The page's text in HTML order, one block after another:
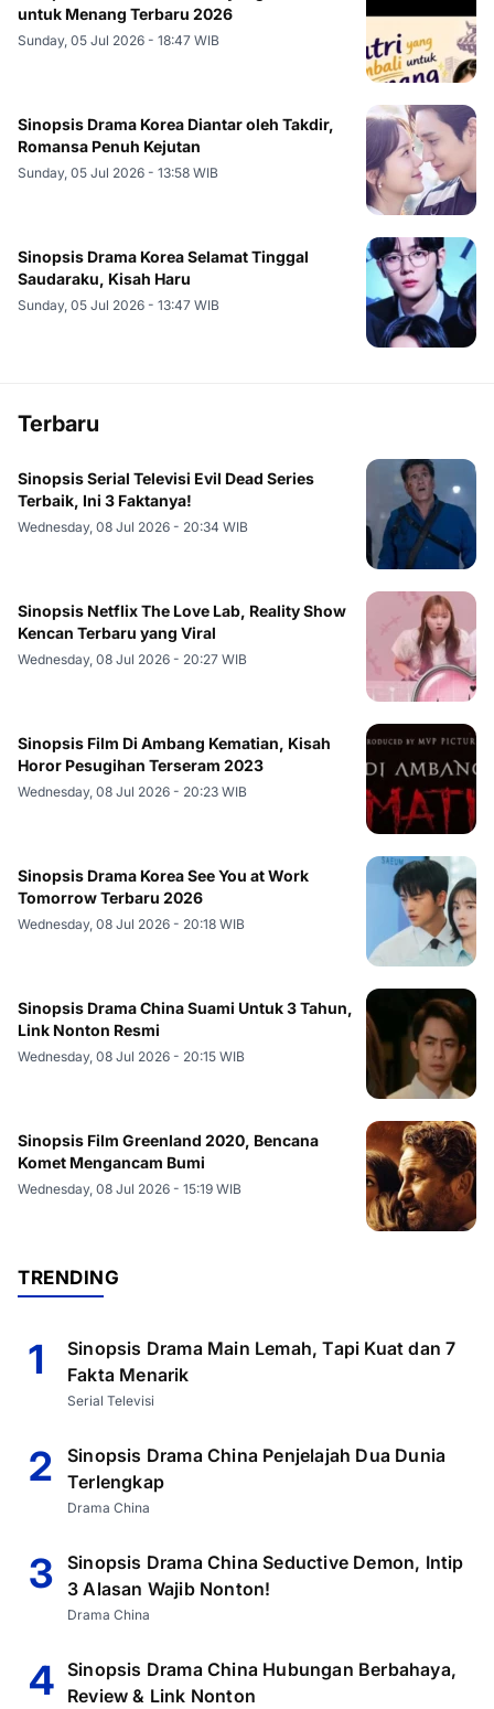
untuk Menang Terbaru 2026
Sunday, 05 Jul 2026 - 18:47 WIB
Sinopsis Drama Korea Diantar oleh Takdir,
Romansa Penuh Kejutan
Sunday, 05 Jul 2026 - 13:58 WIB
Sinopsis Drama Korea Selamat Tinggal
Saudaraku, Kisah Haru
Sunday, 05 Jul 2026 - 13:47 WIB
Terbaru
Sinopsis Serial Televisi Evil Dead Series
Terbaik, Ini 3 Faktanya!
Wednesday, 08 Jul 2026 - 20:34 WIB
Sinopsis Netflix The Love Lab, Reality Show
Kencan Terbaru yang Viral
Wednesday, 08 Jul 2026 - 20:27 WIB
Sinopsis Film Di Ambang Kematian, Kisah
Horor Pesugihan Terseram 2023
Wednesday, 08 Jul 2026 - 20:23 WIB
Sinopsis Drama Korea See You at Work
Tomorrow Terbaru 2026
Wednesday, 08 Jul 2026 - 20:18 WIB
Sinopsis Drama China Suami Untuk 3 Tahun,
Link Nonton Resmi
Wednesday, 08 Jul 2026 - 20:15 WIB
Sinopsis Film Greenland 2020, Bencana
Komet Mengancam Bumi
Wednesday, 08 Jul 2026 - 15:19 WIB
TRENDING
1
Sinopsis Drama Main Lemah, Tapi Kuat dan 7
Fakta Menarik
Serial Televisi
2
Sinopsis Drama China Penjelajah Dua Dunia
Terlengkap
Drama China
3
Sinopsis Drama China Seductive Demon, Intip
3 Alasan Wajib Nonton!
Drama China
4 Sinopsis Drama China Hubungan Berbahaya,
Review & Link Nonton